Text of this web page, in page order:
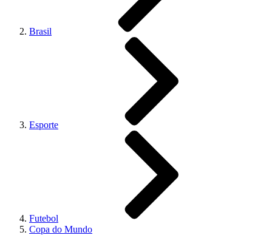
Brasil
Esporte
Futebol
Copa do Mundo